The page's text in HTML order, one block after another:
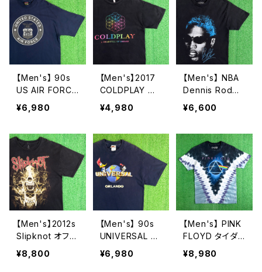
ミニ タイト レデ
ィース N1587
スカート ミニ 古
着 レディース 2
275
【Men's】 90s
US AIR FORCE
リフレクター プ
リント Tシャツ /
製 90年代 USA
F ティーシャツ
T-Shirt N1584
¥6,980
【Men's】2017
COLDPLAY ツ
アー Tシャツ /
古着 ティーシャ
ド ロック 2279
¥4,980
【Men's】 NBA
Dennis Rodma
n オフィシャル
Tシャツ / ティー
古着 ロッドマン
2278
¥6,600
【Men's】2012s
Slipknot オフィ
シャル Tシャツ /
古着 バンド ロッ
¥8,800
【Men's】 90s
UNIVERSAL S
TUDIO ロゴ T
シャツ / 90年代
¥6,980
【Men's】 PINK
FLOYD タイダイ
Tシャツ / ティー
シャツ T-Shirt
¥8,980